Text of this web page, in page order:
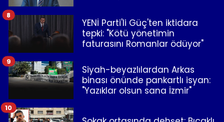
YENİ Parti'li Güç'ten iktidara
tepki: "Kötü yönetimin
faturasını Romanlar ödüyor"
8
Siyah-beyazlılardan Arkas
binası önünde pankartlı isyan:
"Yazıklar olsun sana İzmir"
9
10